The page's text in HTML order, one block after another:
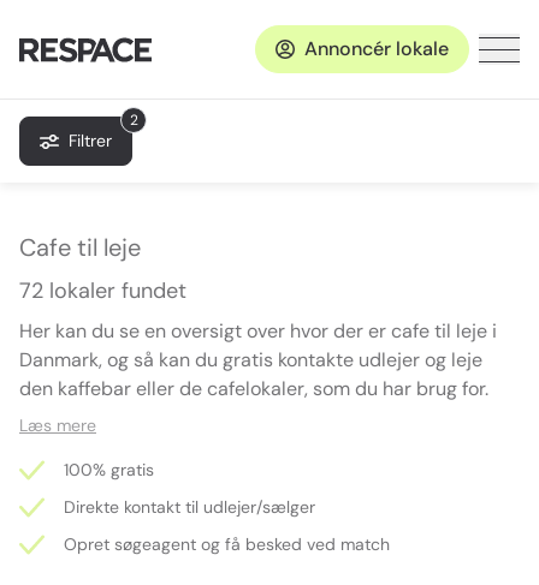
Annoncér lokale
2
Filtrer
Cafe til leje
72 lokaler fundet
Her kan du se en oversigt over hvor der er cafe til leje i
Danmark, og så kan du gratis kontakte udlejer og leje
den kaffebar eller de cafelokaler, som du har brug for.
Læs mere
100% gratis
Direkte kontakt til udlejer/sælger
Opret søgeagent og få besked ved match